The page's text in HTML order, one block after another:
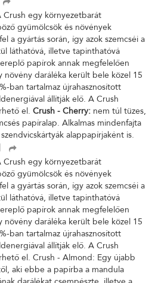
egy környezetbarát
gyümölcsök és növények
a gyártás során, így azok szemcséi a
láthatóvá, illetve tapinthatóvá
papírok annak megfelelően
növény daráléka került bele közel 15
ban tartalmaz újrahasznosított
állítják elő. A Crush
el. Crush - Cherry: nem túl tüzes,
papíralap. Alkalmas mindenfajta
alappapírjaként is.
egy környezetbarát
gyümölcsök és növények
a gyártás során, így azok szemcséi a
láthatóvá, illetve tapinthatóvá
papírok annak megfelelően
növény daráléka került bele közel 15
ban tartalmaz újrahasznosított
állítják elő. A Crush
el. Crush - Almond: Egy újabb
aki ebbe a papírba a mandula